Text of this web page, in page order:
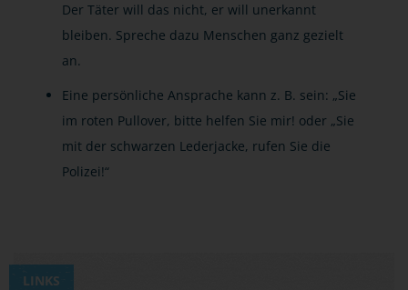
Der Täter will das nicht, er will unerkannt
bleiben. Spreche dazu Menschen ganz gezielt
an.
Eine persönliche Ansprache kann z. B. sein: „Sie
im roten Pullover, bitte helfen Sie mir! oder „Sie
mit der schwarzen Lederjacke, rufen Sie die
Polizei!“
LINKS